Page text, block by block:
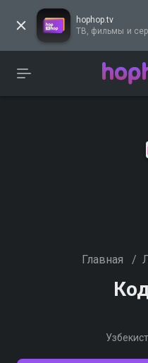
hophop.tv
ТВ, фильмы и
Главная /